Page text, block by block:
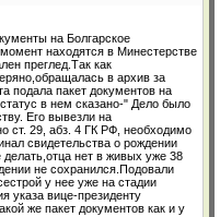
на Болгарское
находятся в Минестерстве
преглед.Так как
в архив за
подала пакет документов на
в нем сказано-" Дело было
Его вывезли на
ст. 29, абз. 4 ГК РФ, необходимо
свидетельства о рождении
нет в живых уже 38
не сохранился.Подовали
у нее уже на стадии
указа вице-президенту
же пакет документов как и у